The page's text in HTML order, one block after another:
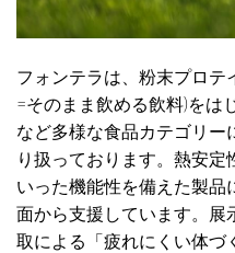
フォンテラは、粉末プロテ
=そのまま飲める飲料)をは
など多様な食品カテゴリー
り扱っております。熱安定
いった機能性を備えた製品
面から支援しています。展
取による「疲れにくい体づ